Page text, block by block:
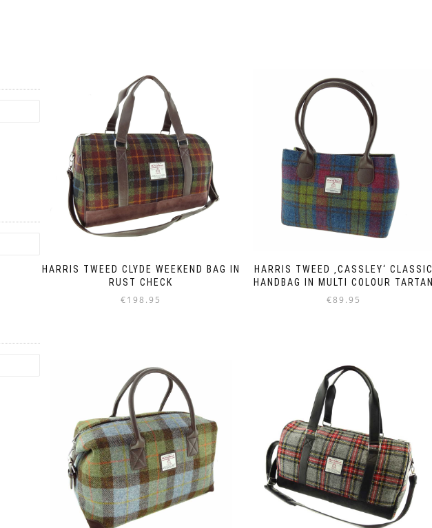
HARRIS TWEED CLYDE WEEKEND BAG IN
RUST CHECK
€198.95
HARRIS TWEED ‚CASSLEY‘ CLASSIC
HANDBAG IN MULTI COLOUR TARTAN
€89.95